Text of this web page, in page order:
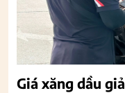
Giá xăng dầu